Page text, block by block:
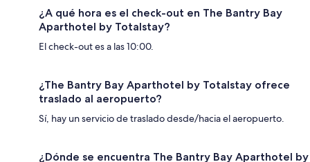
¿A qué hora es el check-out en The Bantry Bay
Aparthotel by Totalstay?
El check-out es a las 10:00.
¿The Bantry Bay Aparthotel by Totalstay ofrece
traslado al aeropuerto?
Sí, hay un servicio de traslado desde/hacia el aeropuerto.
¿Dónde se encuentra The Bantry Bay Aparthotel by